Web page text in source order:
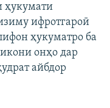
ҳукумати
ифротгароӣ
ҳукуматро ба
онҳо дар
айбдор